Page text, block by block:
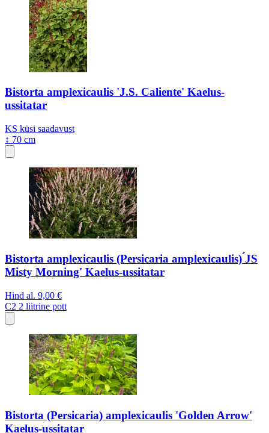
Bistorta amplexicaulis 'J.S. Caliente' Kaelus-
ussitatar
KS küsi saadavust
↕ 70 cm
Bistorta amplexicaulis (Persicaria amplexicaulis) ́JS
Misty Morning' Kaelus-ussitatar
Hind al. 9,00 €
C2 2 liitrine pott
Bistorta (Persicaria) amplexicaulis 'Golden Arrow'
Kaelus-ussitatar